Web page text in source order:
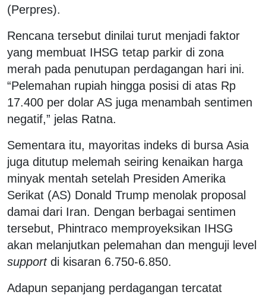
(Perpres).
Rencana tersebut dinilai turut menjadi faktor
yang membuat IHSG tetap parkir di zona
merah pada penutupan perdagangan hari ini.
“Pelemahan rupiah hingga posisi di atas Rp
17.400 per dolar AS juga menambah sentimen
negatif,” jelas Ratna.
Sementara itu, mayoritas indeks di bursa Asia
juga ditutup melemah seiring kenaikan harga
minyak mentah setelah Presiden Amerika
Serikat (AS) Donald Trump menolak proposal
damai dari Iran. Dengan berbagai sentimen
tersebut, Phintraco memproyeksikan IHSG
akan melanjutkan pelemahan dan menguji level
supportdi kisaran 6.750-6.850.
Adapun sepanjang perdagangan tercatat